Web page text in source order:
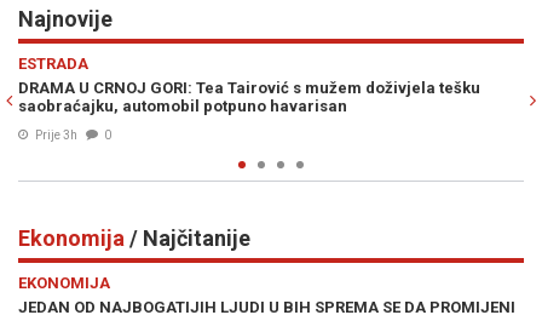
Najnovije
CRNOJ GORI: Tea Tairović s mužem doživjela tešku
automobil potpuno havarisan
0
BAKIR
prekrižena,
Ekonomija / Najčitanije
OD NAJBOGATIJIH LJUDI U BIH SPREMA SE DA PROMIJENI